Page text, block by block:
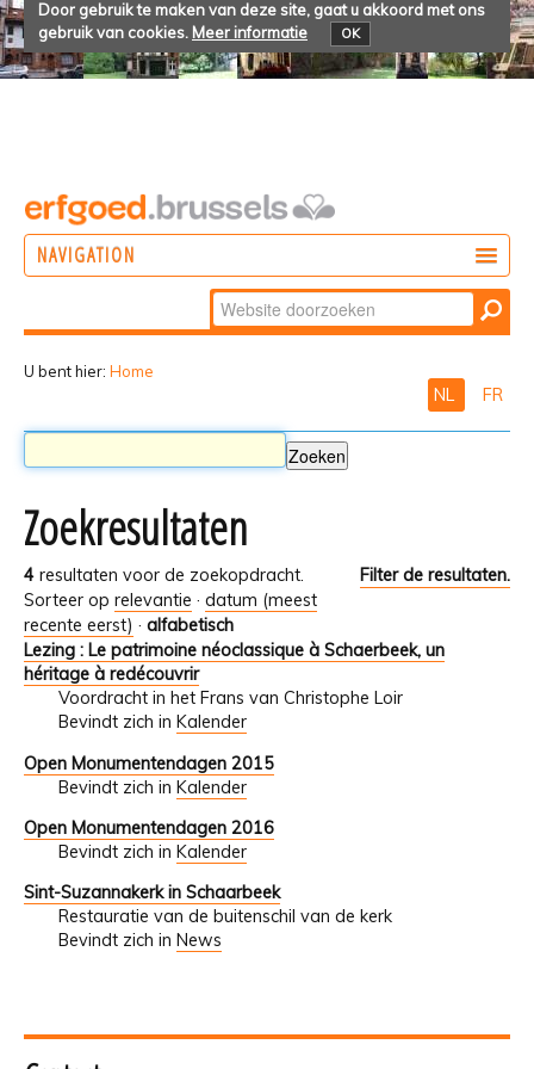
Door gebruik te maken van deze site, gaat u akkoord met ons
gebruik van cookies. Meer informatie OK
NAVIGATION
Zoek
Geavanceerd
U bent hier: Home
NL FR
Zoekresultaten
4 resultaten voor de zoekopdracht.
Filter de resultaten.
Sorteer op relevantie · datum (meest
recente eerst) · alfabetisch
Lezing : Le patrimoine néoclassique à Schaerbeek, un
héritage à redécouvrir
Voordracht in het Frans van Christophe Loir
Bevindt zich in Kalender
Open Monumentendagen 2015
Bevindt zich in Kalender
Open Monumentendagen 2016
Bevindt zich in Kalender
Sint-Suzannakerk in Schaarbeek
Restauratie van de buitenschil van de kerk
Bevindt zich in News